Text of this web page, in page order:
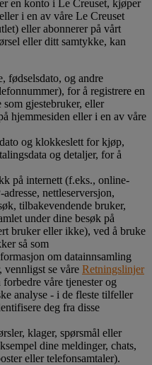
en konto i Le Creuset, kjøper
i en av våre Le Creuset
eller abonnerer på vårt
eller ditt samtykke, kan
fødselsdato, og andre
for å registrere en
gjestebruker, eller
hjemmesiden eller i en av våre
og klokkeslett for kjøp,
og detaljer, for å
på internett (f.eks., online-
nettleserversjon,
tilbakevendende bruker,
under dine besøk på
bruker eller ikke), ved å bruke
så som
om datainnsamling
vennligst se våre Retningslinjer
forbedre våre tjenester og
analyse - i de fleste tilfeller
deg fra disse
klager, spørsmål eller
dine meldinger, chats,
eller telefonsamtaler).